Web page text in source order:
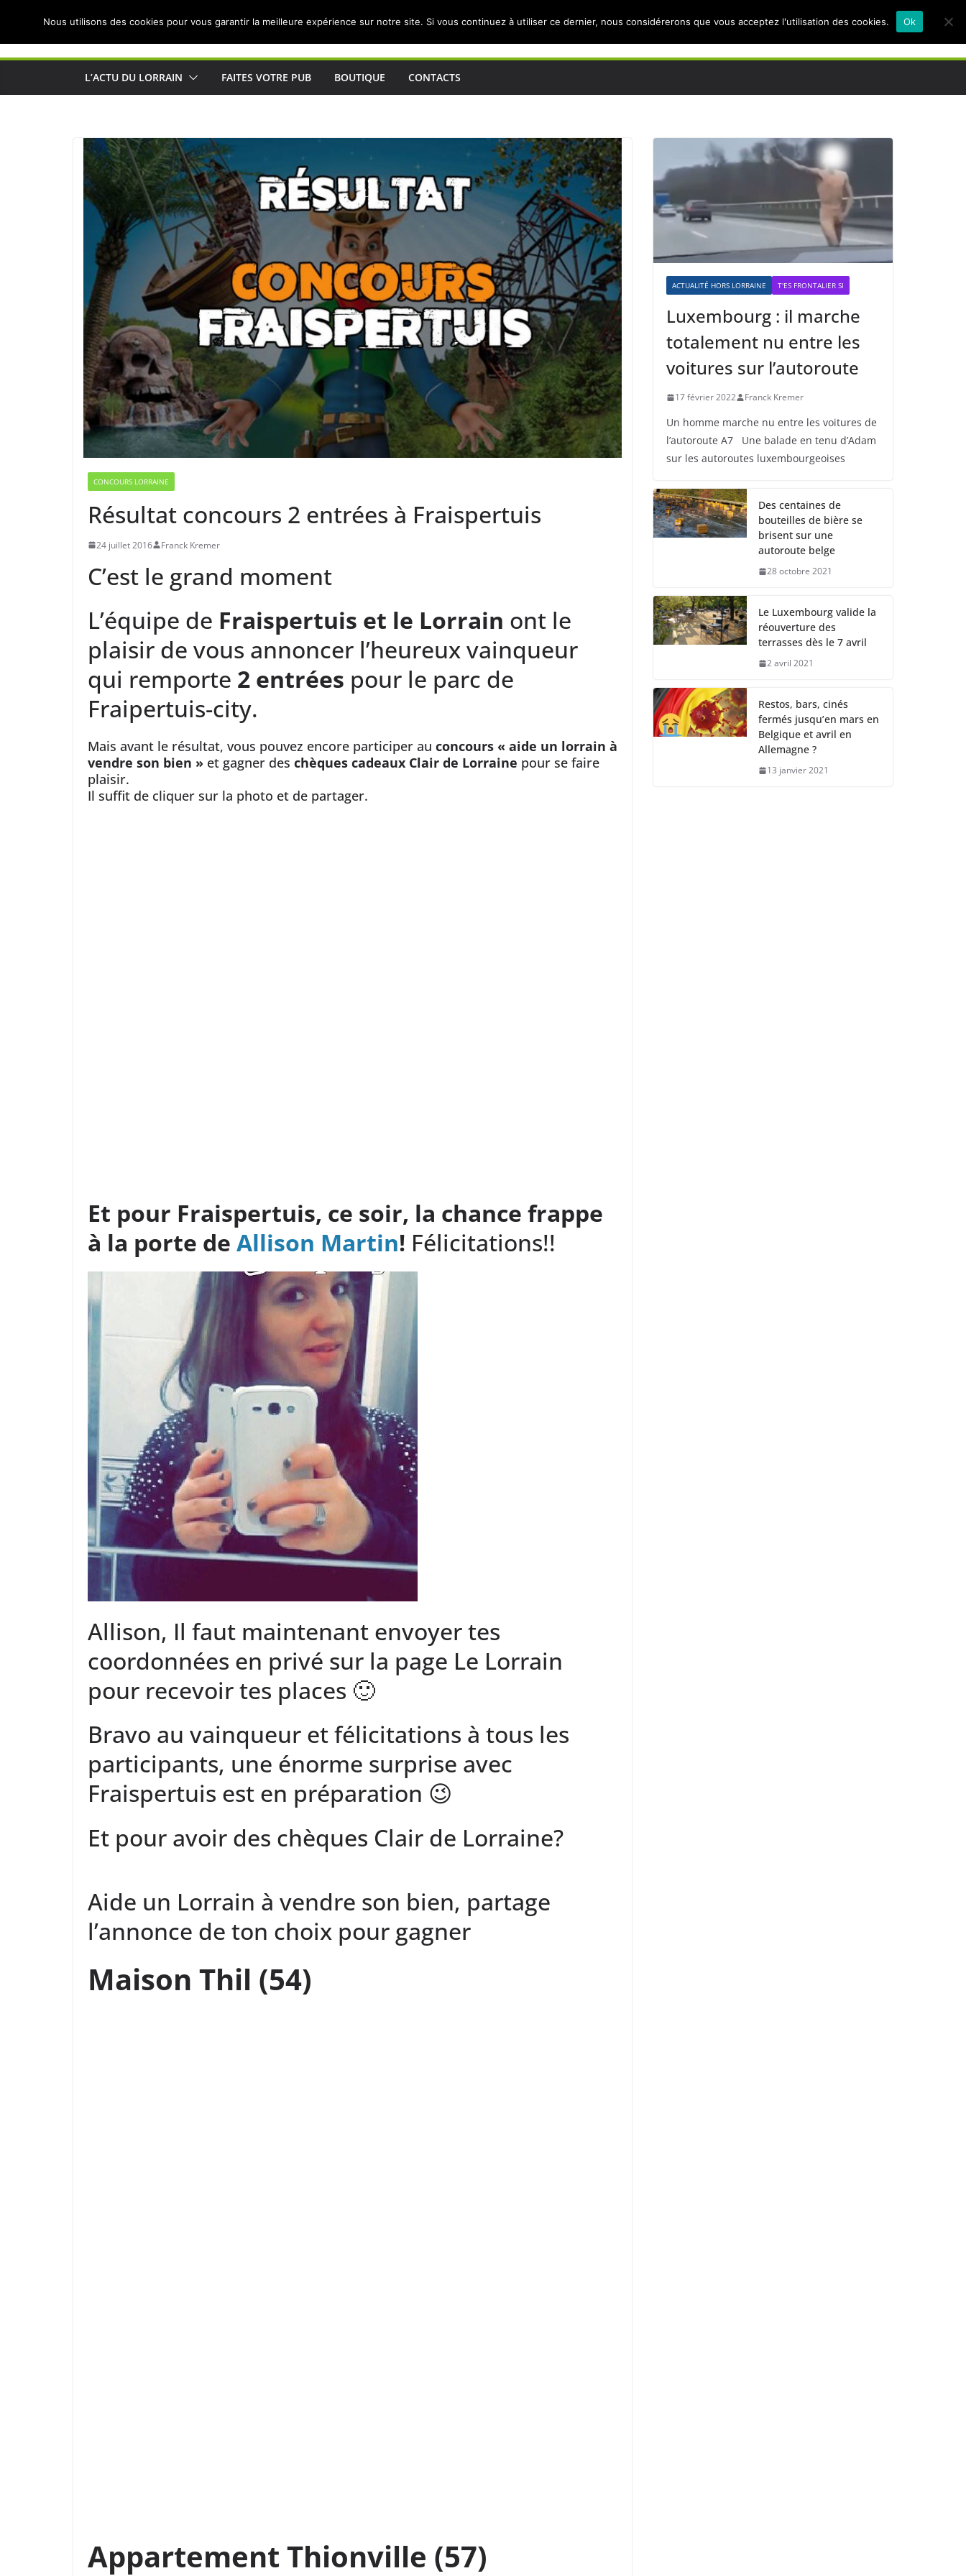
Actualités de Lorraine pour les Lorrains
L’ACTU DU LORRAIN FAITES VOTRE PUB BOUTIQUE CONTACTS
CONCOURS LORRAINE
Résultat concours 2 entrées à Fraispertuis
24 juillet 2016 Franck Kremer
C’est le grand moment
L’équipe de Fraispertuis et le Lorrain ont le
plaisir de vous annoncer l’heureux vainqueur
qui remporte 2 entrées pour le parc de
Fraipertuis-city.
Mais avant le résultat, vous pouvez encore participer au concours « aide un lorrain à
vendre son bien » et gagner des chèques cadeaux Clair de Lorraine pour se faire
plaisir.
Il suffit de cliquer sur la photo et de partager.
Et pour Fraispertuis, ce soir, la chance frappe
à la porte de Allison Martin! Félicitations!!
Allison, Il faut maintenant envoyer tes
coordonnées en privé sur la page Le Lorrain
pour recevoir tes places 🙂
Bravo au vainqueur et félicitations à tous les
participants, une énorme surprise avec
Fraispertuis est en préparation 😉
Et pour avoir des chèques Clair de Lorraine?
Aide un Lorrain à vendre son bien, partage
l’annonce de ton choix pour gagner
Maison Thil (54)
Appartement Thionville (57)
ACTUALITÉ HORS LORRAINE T'ES FRONTALIER SI
Luxembourg : il marche
totalement nu entre les
voitures sur l’autoroute
17 février 2022 Franck Kremer
Un homme marche nu entre les voitures de
l’autoroute A7 Une balade en tenu d’Adam
sur les autoroutes luxembourgeoises
Des centaines de
bouteilles de bière se
brisent sur une
autoroute belge
28 octobre 2021
Le Luxembourg valide la
réouverture des
terrasses dès le 7 avril
2 avril 2021
Restos, bars, cinés
fermés jusqu’en mars en
Belgique et avril en
Allemagne ?
13 janvier 2021
Nous utilisons des cookies pour vous garantir la meilleure expérience sur notre site. Si vous continuez à utiliser ce dernier, nous considérerons que vous acceptez l'utilisation des cookies. Ok